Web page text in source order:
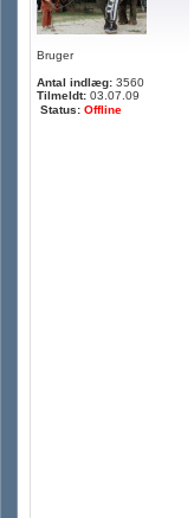
Bruger
Antal indlæg: 3560
Tilmeldt: 03.07.09
Status: Offline